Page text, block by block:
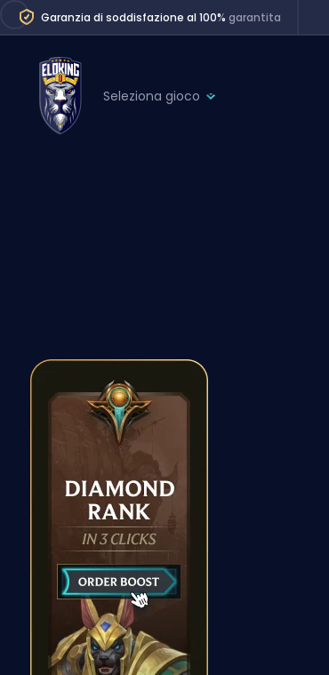
Garanzia di soddisfazione al 100%garantita
Seleziona gioco
Path of Exile 2